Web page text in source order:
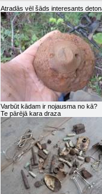
Atradās vēl šāds interesants
Varbūt kādam ir nojausma no kā?
Te pārējā kara draza